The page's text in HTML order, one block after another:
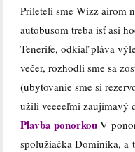
Prileteli sme Wizz airom
autobusom treba ísť asi
Tenerife, odkiaľ pláva
večer, rozhodli sme sa
(ubytovanie sme si
užili veeeeľmi zaujímavý
Plavba ponorkou V
spolužiačka Dominika, a